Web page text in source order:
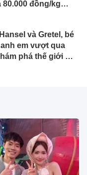
đồng/kg
và Gretel, bé
em vượt qua
phá thế giới cổ